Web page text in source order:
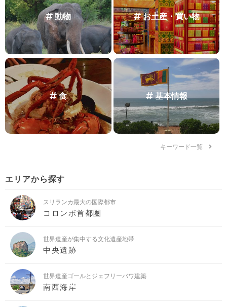
動物 お土産・買い物
食 基本情報
キーワード一覧
エリアから探す
スリランカ最大の国際都市
コロンボ首都圏
世界遺産が集中する文化遺産地帯
中央遺跡
世界遺産ゴールとジェフリーバワ建築
南西海岸